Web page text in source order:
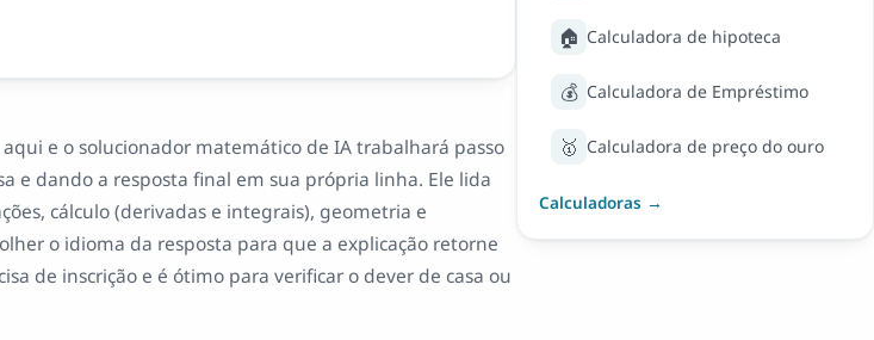
e o solucionador matemático de IA trabalhará passo
e dando a resposta final em sua própria linha. Ele lida
cálculo (derivadas e integrais), geometria e
o idioma da resposta para que a explicação retorne
de inscrição e é ótimo para verificar o dever de casa ou
🏠 Calculadora de hipoteca
💰 Calculadora de Empréstimo
🥇 Calculadora de preço do ouro
Calculadoras →